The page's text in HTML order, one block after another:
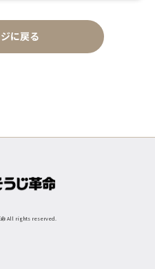
に戻る
命 All rights reserved.